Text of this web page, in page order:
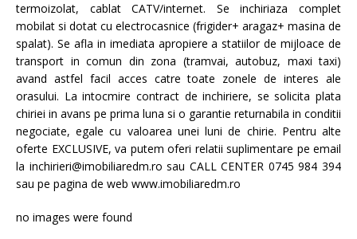
termoizolat, cablat CATV/internet. Se inchiriaza complet
mobilat si dotat cu electrocasnice (frigider+ aragaz+ masina de
spalat). Se afla in imediata apropiere a statiilor de mijloace de
transport in comun din zona (tramvai, autobuz, maxi taxi)
avand astfel facil acces catre toate zonele de interes ale
orasului. La intocmire contract de inchiriere, se solicita plata
chiriei in avans pe prima luna si o garantie returnabila in conditii
negociate, egale cu valoarea unei luni de chirie. Pentru alte
oferte EXCLUSIVE, va putem oferi relatii suplimentare pe email
la inchirieri@imobiliaredm.ro sau CALL CENTER 0745 984 394
sau pe pagina de web www.imobiliaredm.ro
no images were found